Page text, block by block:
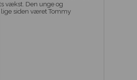
vækst. Den unge og
lige siden været Tommy